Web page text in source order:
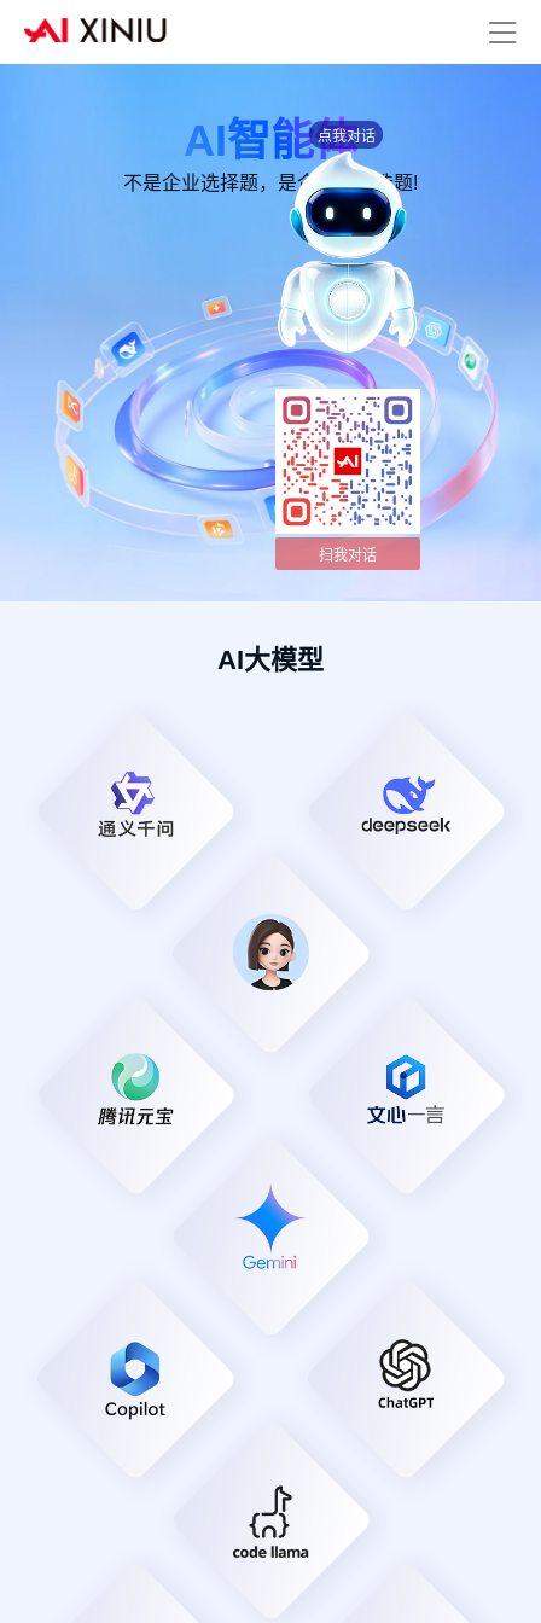
AI智能体
不是企业选择题，是企业的必选题!
AI大模型
点我对话
扫我对话